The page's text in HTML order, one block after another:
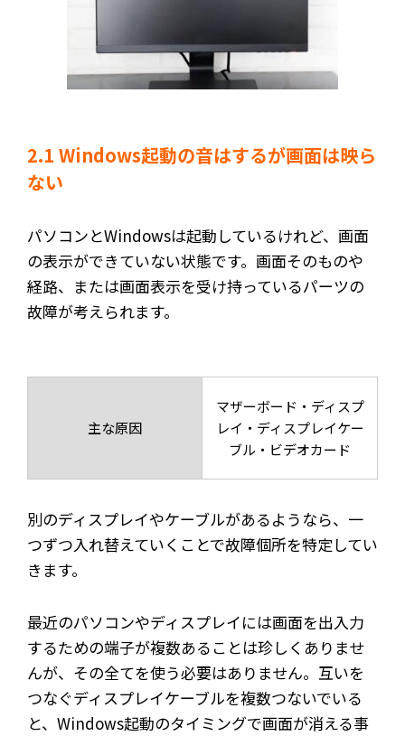
2.1 Windows起動の音はするが画面は映ら
ない
パソコンとWindowsは起動しているけれど、画面
の表示ができていない状態です。画面そのものや
経路、または画面表示を受け持っているパーツの
故障が考えられます。
主な原因
マザーボード・ディスプ
レイ・ディスプレイケー
ブル・ビデオカード
別のディスプレイやケーブルがあるようなら、一
つずつ入れ替えていくことで故障個所を特定してい
きます。
最近のパソコンやディスプレイには画面を出入力
するための端子が複数あることは珍しくありませ
んが、その全てを使う必要はありません。互いを
つなぐディスプレイケーブルを複数つないでいる
と、Windows起動のタイミングで画面が消える事